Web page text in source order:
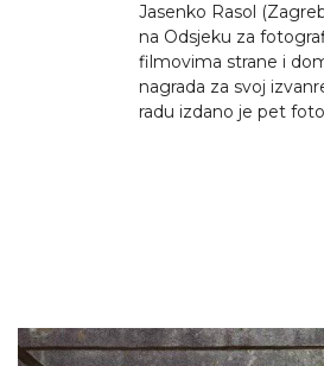
Jasenko Rasol
na Odsjeku za
filmovima strane i
nagrada za svoj
radu izdano je pet